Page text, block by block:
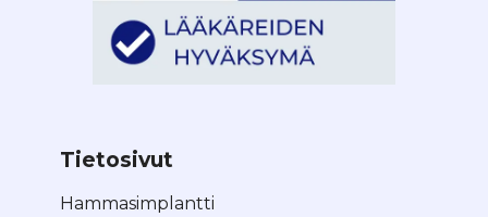
Tietosivut
Hammasimplantti